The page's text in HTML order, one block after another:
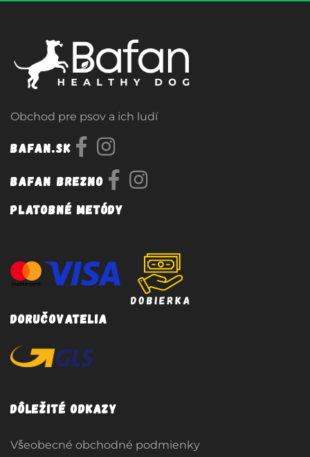
Obchod pre psov a ich ludí
Bafan.sk
Bafan Brezno
Platobné metódy
Doručovatelia
Dôležité odkazy
Všeobecné obchodné podmienky